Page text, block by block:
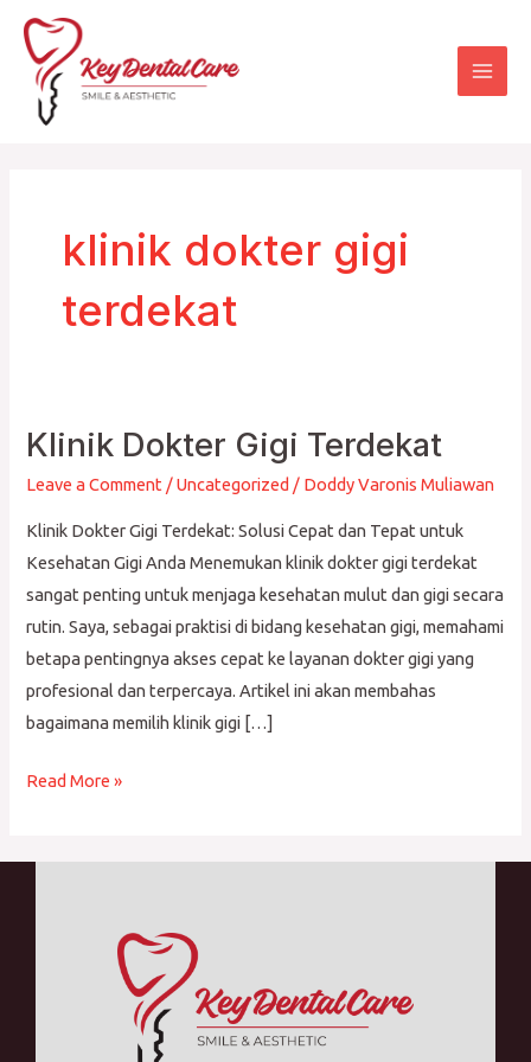
Skip
content
klinik dokter gigi
terdekat
Klinik Dokter Gigi Terdekat
Leave a Comment /Uncategorized / Doddy Varonis Muliawan
Klinik Dokter Gigi Terdekat: Solusi Cepat dan Tepat untuk
Kesehatan Gigi Anda Menemukan klinik dokter gigi terdekat
sangat penting untuk menjaga kesehatan mulut dan gigi secara
rutin. Saya, sebagai praktisi di bidang kesehatan gigi, memahami
betapa pentingnya akses cepat ke layanan dokter gigi yang
profesional dan terpercaya. Artikel ini akan membahas
bagaimana memilih klinik gigi […]
Klinik
Terdekat
Read More »